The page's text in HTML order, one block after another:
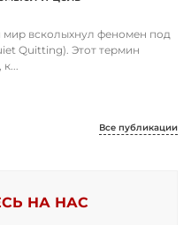
всколыхнул феномен под
Quitting). Этот термин
Все публикации
НА НАС